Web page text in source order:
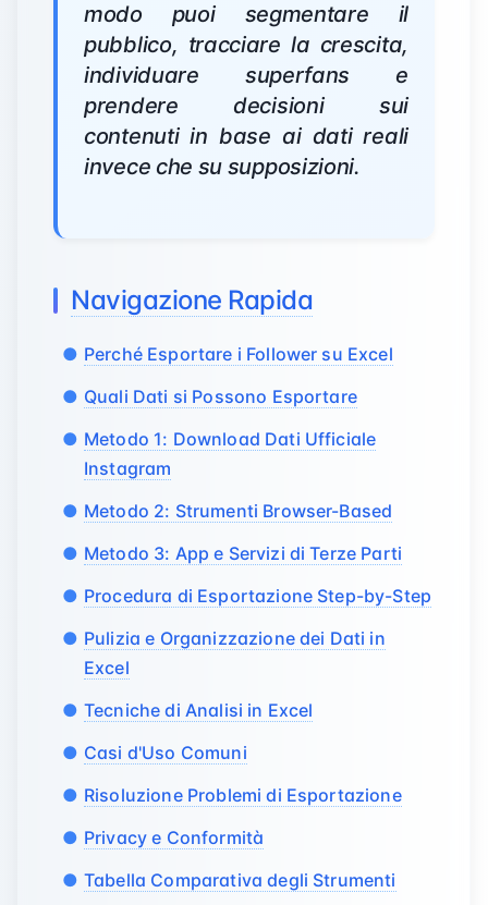
modo puoi segmentare il
pubblico, tracciare la crescita,
individuare superfans e
prendere decisioni sui
contenuti in base ai dati reali
invece che su supposizioni.
Navigazione Rapida
Perché Esportare i Follower su Excel
Quali Dati si Possono Esportare
Metodo 1: Download Dati Ufficiale
Instagram
Metodo 2: Strumenti Browser-Based
Metodo 3: App e Servizi di Terze Parti
Procedura di Esportazione Step-by-Step
Pulizia e Organizzazione dei Dati in
Excel
Tecniche di Analisi in Excel
Casi d'Uso Comuni
Risoluzione Problemi di Esportazione
Privacy e Conformità
Tabella Comparativa degli Strumenti